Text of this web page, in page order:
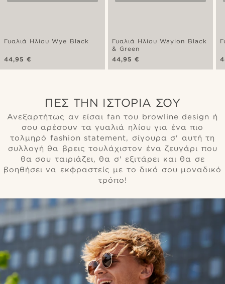
Γυαλιά Ηλίου Wye Black
44,95 €
Γυαλιά Ηλίου Waylon Black
& Green
44,95 €
ΠΕΣ ΤΗΝ ΙΣΤΟΡΊΑ ΣΟΥ
Ανεξαρτήτως αν είσαι fan του browline design ή
σου αρέσουν τα γυαλιά ηλίου για ένα πιο
τολμηρό fashion statement, σίγουρα σ' αυτή τη
συλλογή θα βρεις τουλάχιστον ένα ζευγάρι που
θα σου ταιριάζει, θα σ' εξιτάρει και θα σε
βοηθήσει να εκφραστείς με το δικό σου μοναδικό
τρόπο!